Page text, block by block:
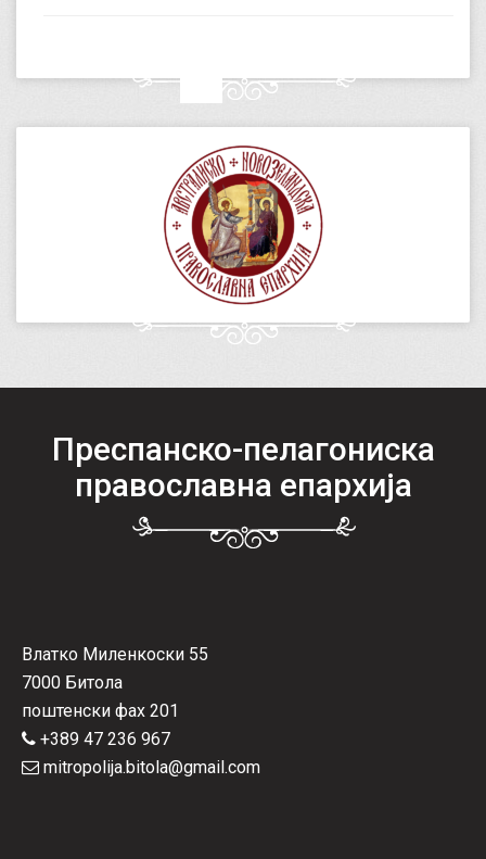
Преспанско-пелагониска
православна епархија
Влатко Миленкоски 55
7000 Битола
поштенски фах 201
+389 47 236 967
mitropolija.bitola@gmail.com